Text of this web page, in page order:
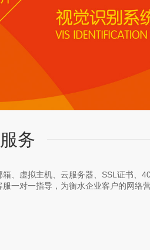
务
、虚拟主机、云服务器、SSL证书、
一对一指导，为衡水企业客户的网络